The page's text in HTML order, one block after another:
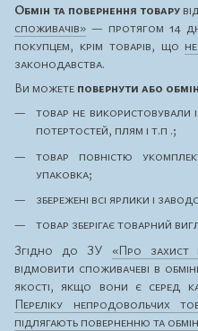
Обмін та повернення товару
споживачів» — протягом 14
покупцем, крім товарів, що
законодавства.
Ви можете повернути або
товар не використовували
потертостей, плям і т.п .;
товар повністю
упаковка;
збережені всі ярлики і
товар зберігає товарний
Згідно до ЗУ «Про захист
відмовити споживачеві в
якості, якщо вони є серед
Переліку непродовольчих
підлягають поверненню та